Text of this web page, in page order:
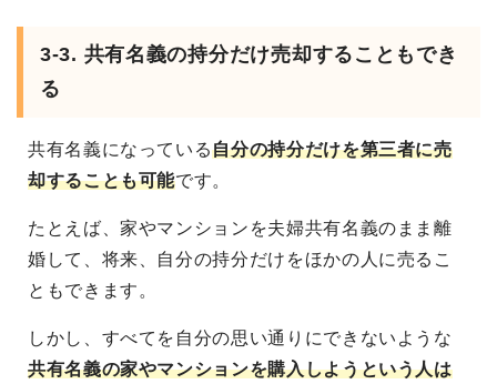
3-3. 共有名義の持分だけ売却することもでき
る
共有名義になっている自分の持分だけを第三者に売
却することも可能です。
たとえば、家やマンションを夫婦共有名義のまま離
婚して、将来、自分の持分だけをほかの人に売るこ
ともできます。
しかし、すべてを自分の思い通りにできないような
共有名義の家やマンションを購入しようという人は